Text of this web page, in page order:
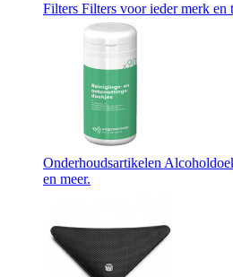
Filters Filters voor ieder merk en
Onderhoudsartikelen
en meer.